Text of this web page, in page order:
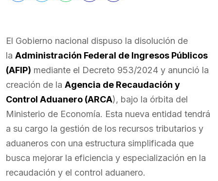
El Gobierno nacional dispuso la disolución de
la Administración Federal de Ingresos Públicos
(AFIP) mediante el Decreto 953/2024 y anunció la
creación de la Agencia de Recaudación y
Control Aduanero (ARCA), bajo la órbita del
Ministerio de Economía. Esta nueva entidad tendrá
a su cargo la gestión de los recursos tributarios y
aduaneros con una estructura simplificada que
busca mejorar la eficiencia y especialización en la
recaudación y el control aduanero.